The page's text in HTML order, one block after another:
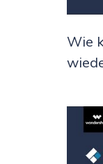
Wie